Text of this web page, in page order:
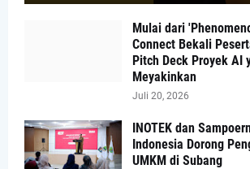
Mulai dari
Connect Bekali
Pitch Deck Proyek AI
Meyakinkan
Juli 20, 2026
INOTEK dan
Indonesia Dorong
UMKM di Subang